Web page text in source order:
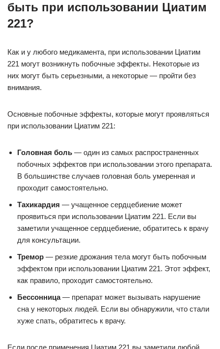
быть при использовании Циатим
221?
Как и у любого медикамента, при использовании Циатим
221 могут возникнуть побочные эффекты. Некоторые из
них могут быть серьезными, а некоторые — пройти без
внимания.
Основные побочные эффекты, которые могут проявляться
при использовании Циатим 221:
Головная боль — один из самых распространенных
побочных эффектов при использовании этого препарата.
В большинстве случаев головная боль умеренная и
проходит самостоятельно.
Тахикардия — учащенное сердцебиение может
проявиться при использовании Циатим 221. Если вы
заметили учащенное сердцебиение, обратитесь к врачу
для консультации.
Тремор — резкие дрожания тела могут быть побочным
эффектом при использовании Циатим 221. Этот эффект,
как правило, проходит самостоятельно.
Бессонница— препарат может вызывать нарушение
сна у некоторых людей. Если вы обнаружили, что стали
хуже спать, обратитесь к врачу.